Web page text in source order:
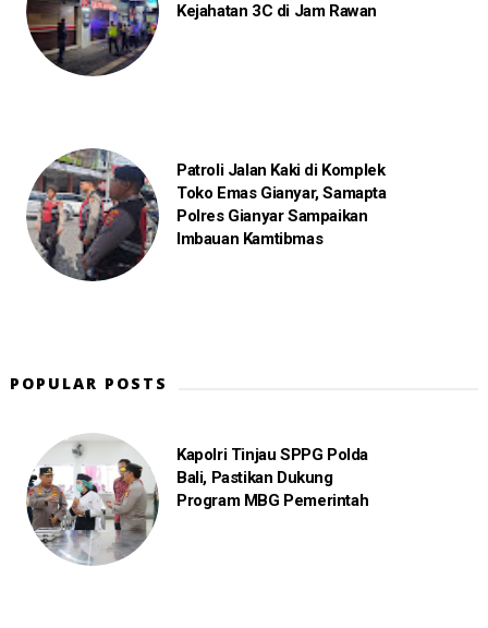
Kejahatan 3C di Jam Rawan
Patroli Jalan Kaki di Komplek
Toko Emas Gianyar, Samapta
Polres Gianyar Sampaikan
Imbauan Kamtibmas
POPULAR POSTS
Kapolri Tinjau SPPG Polda
Bali, Pastikan Dukung
Program MBG Pemerintah